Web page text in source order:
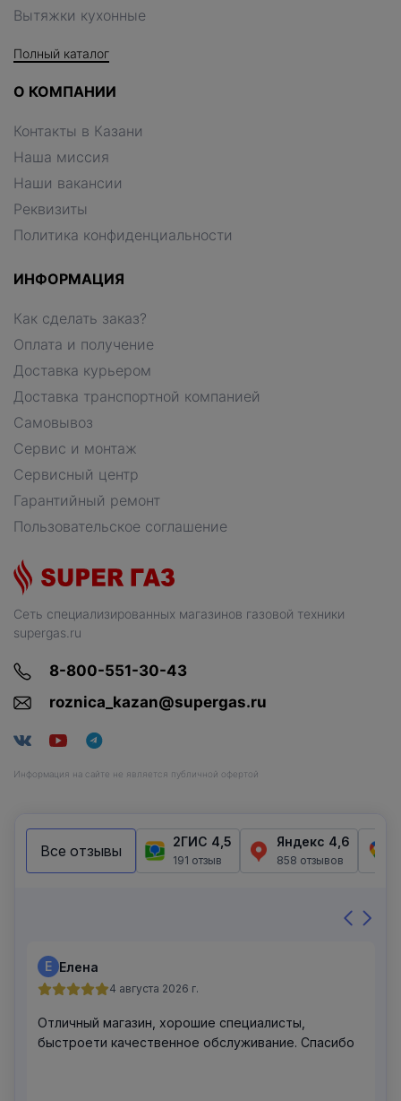
Сеть специализированных магазинов газовой техники
supergas.ru
8-800-551-30-43
roznica_kazan@supergas.ru
Информация на сайте не является публичной офертой
Вытяжки кухонные
Полный каталог
О КОМПАНИИ
Контакты в Казани
Наша миссия
Наши вакансии
Реквизиты
Политика конфиденциальности
ИНФОРМАЦИЯ
Как сделать заказ?
Оплата и получение
Доставка курьером
Доставка транспортной компанией
Самовывоз
Сервис и монтаж
Сервисный центр
Гарантийный ремонт
Пользовательское соглашение